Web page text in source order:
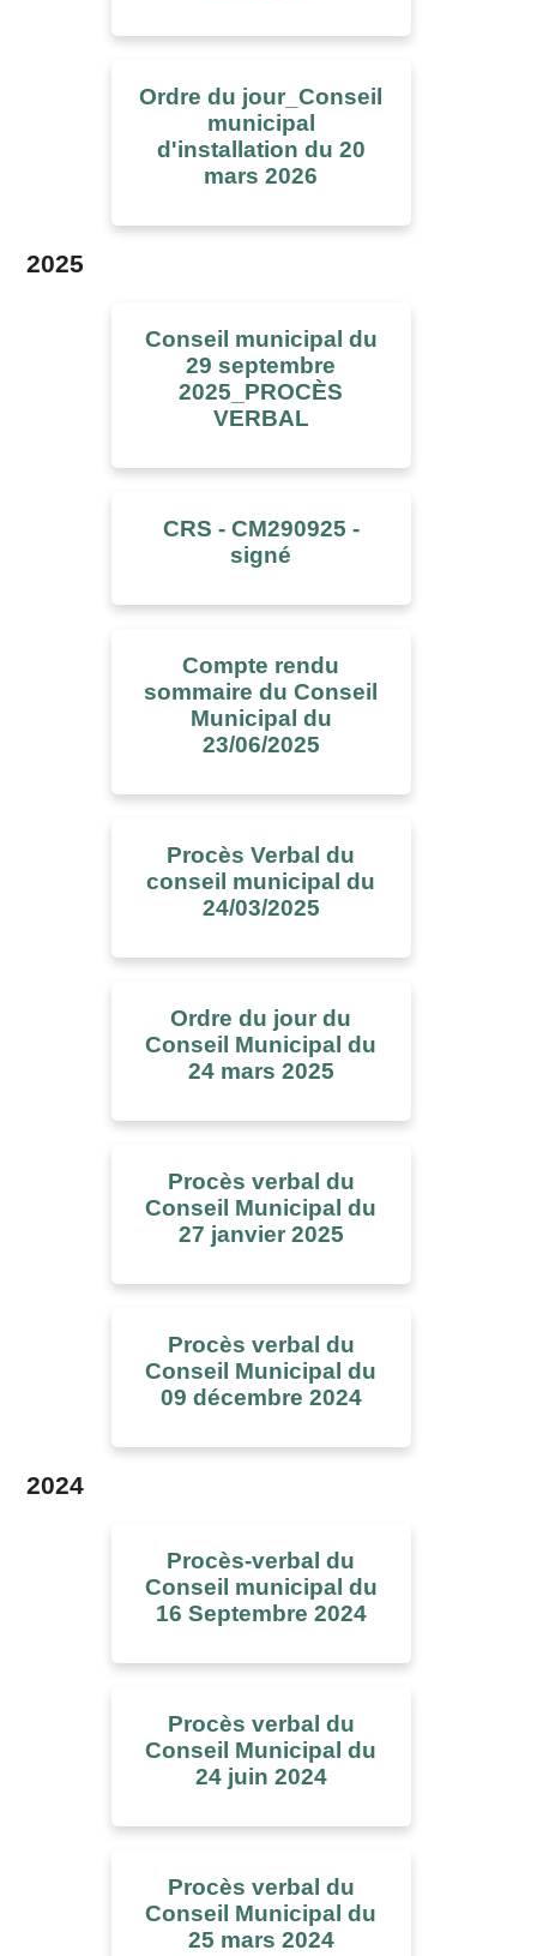
Ordre du jour_Conseil
municipal
d'installation du 20
mars 2026
2025
Conseil municipal du
29 septembre
2025_PROCÈS
VERBAL
CRS - CM290925 -
signé
Compte rendu
sommaire du Conseil
Municipal du
23/06/2025
Procès Verbal du
conseil municipal du
24/03/2025
Ordre du jour du
Conseil Municipal du
24 mars 2025
Procès verbal du
Conseil Municipal du
27 janvier 2025
Procès verbal du
Conseil Municipal du
09 décembre 2024
2024
Procès-verbal du
Conseil municipal du
16 Septembre 2024
Procès verbal du
Conseil Municipal du
24 juin 2024
Procès verbal du
Conseil Municipal du
25 mars 2024